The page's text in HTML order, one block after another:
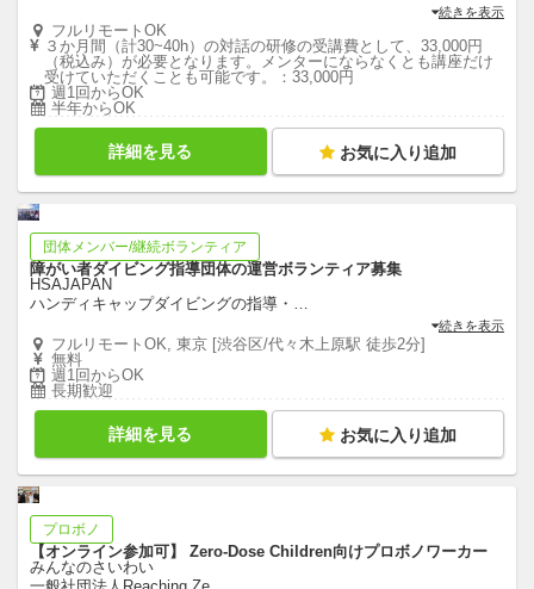
続きを表示
フルリモートOK
３か月間（計30~40h）の対話の研修の受講費として、33,000円
（税込み）が必要となります。メンターにならなくとも講座だけ
受けていただくことも可能です。：33,000円
週1回からOK
半年からOK
詳細を見る お気に入り追加
団体メンバー/継続ボランティア
障がい者ダイビング指導団体の運営ボランティア募集
HSAJAPAN
ハンディキャップダイビングの指導・
続きを表示
フルリモートOK, 東京 [渋谷区/代々木上原駅 徒歩2分]
無料
週1回からOK
長期歓迎
詳細を見る お気に入り追加
プロボノ
【オンライン参加可】 Zero-Dose Children向けプロボノワーカー
みんなのさいわい